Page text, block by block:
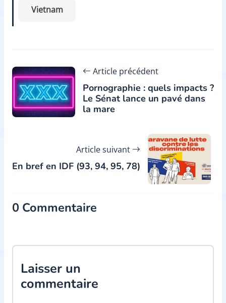
Vietnam
Article précédent
Pornographie : quels impacts ?
Le Sénat lance un pavé dans
la mare
Article suivant
En bref en IDF (93, 94, 95, 78)
0 Commentaire
Laisser un
commentaire